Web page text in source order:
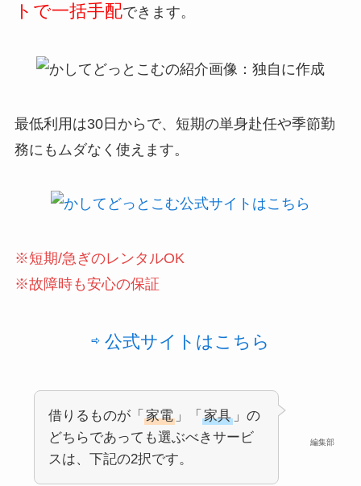
トで一括手配できます。
最低利用は30日からで、短期の単身赴任や季節勤
務にもムダなく使えます。
※短期/急ぎのレンタルOK
※故障時も安心の保証
⇨ 公式サイトはこちら
編集部
借りるものが「 家電」「 家具」の
どちらであっても選ぶべきサービ
スは、下記の2択です。